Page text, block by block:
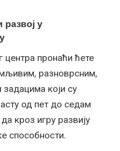
развој у
пронаћи ћете
разноврсним,
који су
од пет до седам
кроз игру развију
способности.